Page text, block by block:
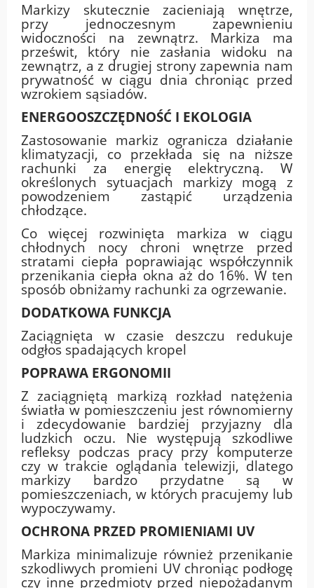
Markizy skutecznie zacieniają wnętrze,
przy jednoczesnym zapewnieniu
widoczności na zewnątrz. Markiza ma
prześwit, który nie zasłania widoku na
zewnątrz, a z drugiej strony zapewnia nam
prywatność w ciągu dnia chroniąc przed
wzrokiem sąsiadów.
ENERGOOSZCZĘDNOŚĆ I EKOLOGIA
Zastosowanie markiz ogranicza działanie
klimatyzacji, co przekłada się na niższe
rachunki za energię elektryczną. W
określonych sytuacjach markizy mogą z
powodzeniem zastąpić urządzenia
chłodzące.
Co więcej rozwinięta markiza w ciągu
chłodnych nocy chroni wnętrze przed
stratami ciepła poprawiając współczynnik
przenikania ciepła okna aż do 16%. W ten
sposób obniżamy rachunki za ogrzewanie.
DODATKOWA FUNKCJA
Zaciągnięta w czasie deszczu redukuje
odgłos spadających kropel
POPRAWA ERGONOMII
Z zaciągniętą markizą rozkład natężenia
światła w pomieszczeniu jest równomierny
i zdecydowanie bardziej przyjazny dla
ludzkich oczu. Nie występują szkodliwe
refleksy podczas pracy przy komputerze
czy w trakcie oglądania telewizji, dlatego
markizy bardzo przydatne są w
pomieszczeniach, w których pracujemy lub
wypoczywamy.
OCHRONA PRZED PROMIENIAMI UV
Markiza minimalizuje również przenikanie
szkodliwych promieni UV chroniąc podłogę
czy inne przedmioty przed niepożądanym